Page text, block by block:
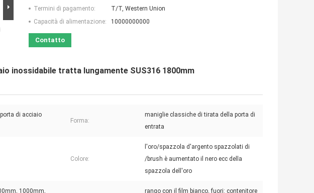
Termini di pagamento:
T/T, Western Union
Capacità di alimentazione:
10000000000
Contatto
inossidabile tratta lungamente SUS316 1800mm
di acciaio
Forma:
maniglie classiche di tirata della porta di
entrata
Colore:
l'oro/spazzola d'argento spazzolati di
/brush è aumentato il nero ecc della
spazzola dell'oro
1000mm,
rango con il film bianco, fuori: contenitore